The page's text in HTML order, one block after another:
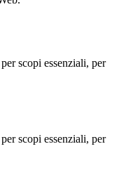
scopi essenziali, per
scopi essenziali, per